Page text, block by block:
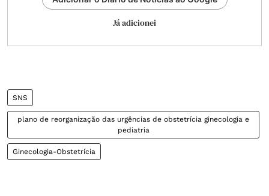
Já adicionei
SNS
plano de reorganização das urgências de obstetrícia ginecologia e
pediatria
Ginecologia-Obstetrícia